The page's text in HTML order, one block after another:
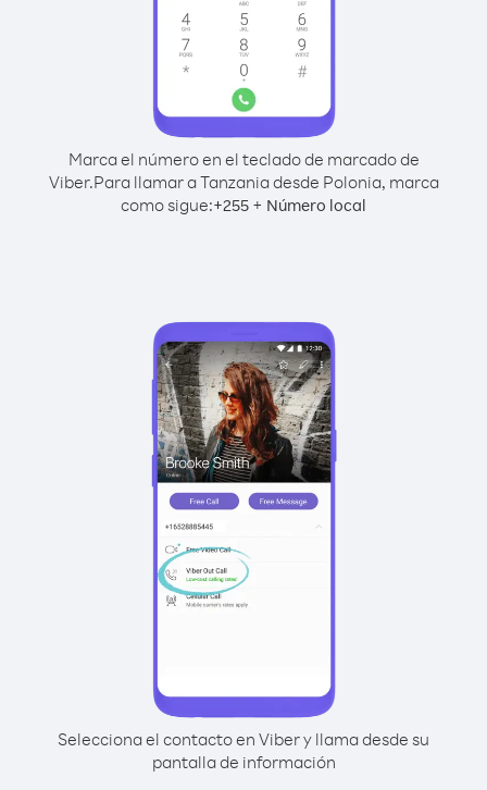
Marca el número en el teclado de marcado de
Viber.Para llamar a Tanzania desde Polonia, marca
como sigue:+255 + Número local
Selecciona el contacto en Viber y llama desde su
pantalla de información